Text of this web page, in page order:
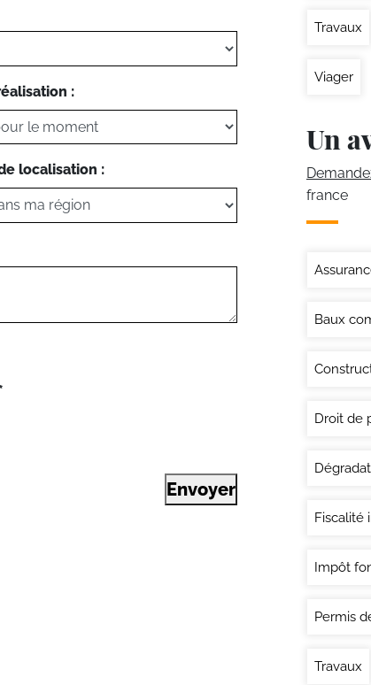
:
localisation :
Envoyer
Travaux
Viager
Un
france
Baux
Droit de
Fiscalité
Impôt
Permis
Travaux